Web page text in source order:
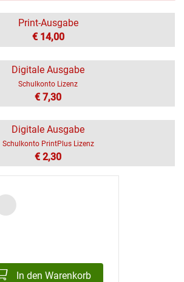
Print-Ausgabe
€ 14,00
Digitale Ausgabe
Schulkonto Lizenz
€ 7,30
Digitale Ausgabe
Schulkonto PrintPlus Lizenz
€ 2,30
In den Warenkorb